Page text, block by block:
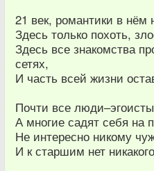
21 век, романтики в нём
Здесь только похоть,
Здесь все знакомства
сетях,
И часть всей жизни
Почти все
А многие садят себя на
Не интересно никому
И к старшим нет